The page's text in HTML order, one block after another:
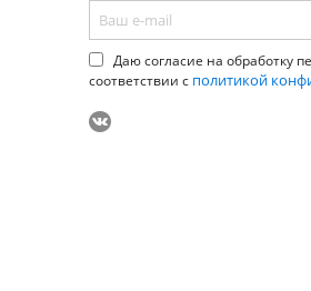
Даю согласие на обработку
соответствии с политикой